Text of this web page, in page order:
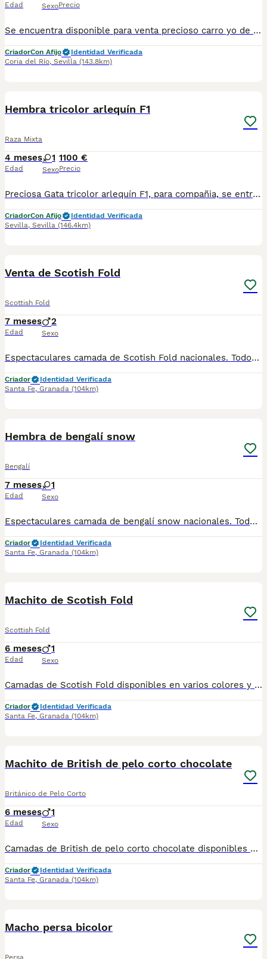
Edad SexoPrecio
Se encuentra disponible para venta precioso carro yo de tres meses de edad de Persa Puro de color blanco. Se entrega para compañía con sus vacunas al día, microchip, desparasitado y castrado. Criadora autorizada por la Junta de Andalucía con núcleo zoológico.
CriadorCon Afijo
Identidad Verificada
Coria del Río, Sevilla (143.8km)
Hembra tricolor arlequín F1
Raza Mixta
4 meses
Edad
1
Sexo
1100 €
Precio
Preciosa Gata tricolor arlequín F1, para compañia, se entrega vacunada y microchipada. Tlf contacto 669822995
CriadorCon Afijo
Identidad Verificada
Sevilla, Sevilla (146.4km)
Venta de Scotish Fold
Scottish Fold
7 meses
Edad
2
Sexo
Espectaculares camada de Scotish Fold nacionales. Todos los cachorritos se entregan con unos dos meses y medio de edad y sus vacunas correspondientes, desparasitados interna y externamente, con certificado de salud, y garantía tanto por enfermedad vírica como congénito genética. Posibilidad de entregar en toda España mediante transporte propio preparado para animales y con chofer privado. Los precios pueden variar según las características y morfología de cada cachorro. Añádenos al whatsapp o llámanos, y encantados atenderemos todas tus dudas y consultas. Teléfono / Whatsapp: 641 92 23 90
Criador
Identidad Verificada
Santa Fe, Granada (104km)
Hembra de bengalí snow
Bengalí
7 meses
Edad
1
Sexo
Espectaculares camada de bengalí snow nacionales. Todos los cachorritos se entregan con unos dos meses y medio de edad y sus vacunas correspondientes, desparasitados interna y externamente, con certificado de salud, y garantía tanto por enfermedad vírica como congénito genética. Posibilidad de entregar en toda España mediante transporte propio preparado para animales y con chofer privado. Los precios pueden variar según las características y morfología de cada cachorro. Añádenos al whatsapp o llámanos, y encantados atenderemos todas tus dudas y consultas. Teléfono / Whatsapp: 641 92 23 90
Criador
Identidad Verificada
Santa Fe, Granada (104km)
Machito de Scotish Fold
Scottish Fold
6 meses
Edad
1
Sexo
Camadas de Scotish Fold disponibles en varios colores y tonalidades. Machos y hembras. Criadores responsables y familiares. Se entregan a partir de 2 meses de edad y sus vacunas correspondientes, desparasitados. Todos los cachorros son descendientes de las mejores líneas nacionales. Se entregan en toda España con transporte de alta calidad preparado para animales, van en vehículo climatizado con chófer particular a cargo del comprador. Si tienes dudas o consultas sobre la raza, podemos resolver tus dudas por whats app ;) Abogamos por una cría nacional (no en países del este) en un ambiente familiar con personas con vocación en una cría ética y responsable, y que por encima de todo, aman a los animales Teléfono / Whats app: 641 92 23 90
Criador
Identidad Verificada
Santa Fe, Granada (104km)
Machito de British de pelo corto chocolate
Británico de Pelo Corto
6 meses
Edad
1
Sexo
Camadas de British de pelo corto chocolate disponibles en varios colores y tonalidades. Machos y hembras. Criadores responsables y familiares. Se entregan a partir de 2 meses de edad y sus vacunas correspondientes, desparasitados. Todos los cachorros son descendientes de las mejores líneas nacionales. Se entregan en toda España con transporte de alta calidad preparado para animales, van en vehículo climatizado con chófer particular a cargo del comprador. Si tienes dudas o consultas sobre la raza, podemos resolver tus dudas por whats app ;) Abogamos por una cría nacional (no en países del este) en un ambiente familiar con personas con vocación en una cría ética y responsable, y que por encima de todo, aman a los animales Teléfono / Whats app: 641 92 23 90
Criador
Identidad Verificada
Santa Fe, Granada (104km)
Macho persa bicolor
Persa